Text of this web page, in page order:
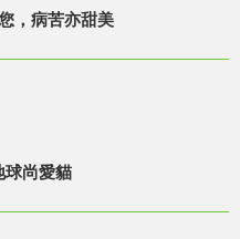
，病苦亦甜美
球尚愛貓